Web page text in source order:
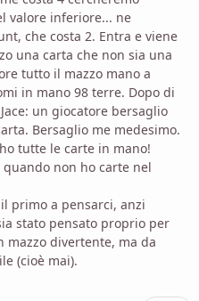
valore inferiore... ne
che costa 2. Entra e viene
una carta che non sia una
tutto il mazzo mano a
in mano 98 terre. Dopo di
un giocatore bersaglio
Bersaglio me medesimo.
tutte le carte in mano!
non ho carte nel
primo a pensarci, anzi
stato pensato proprio per
mazzo divertente, ma da
(cioè mai).